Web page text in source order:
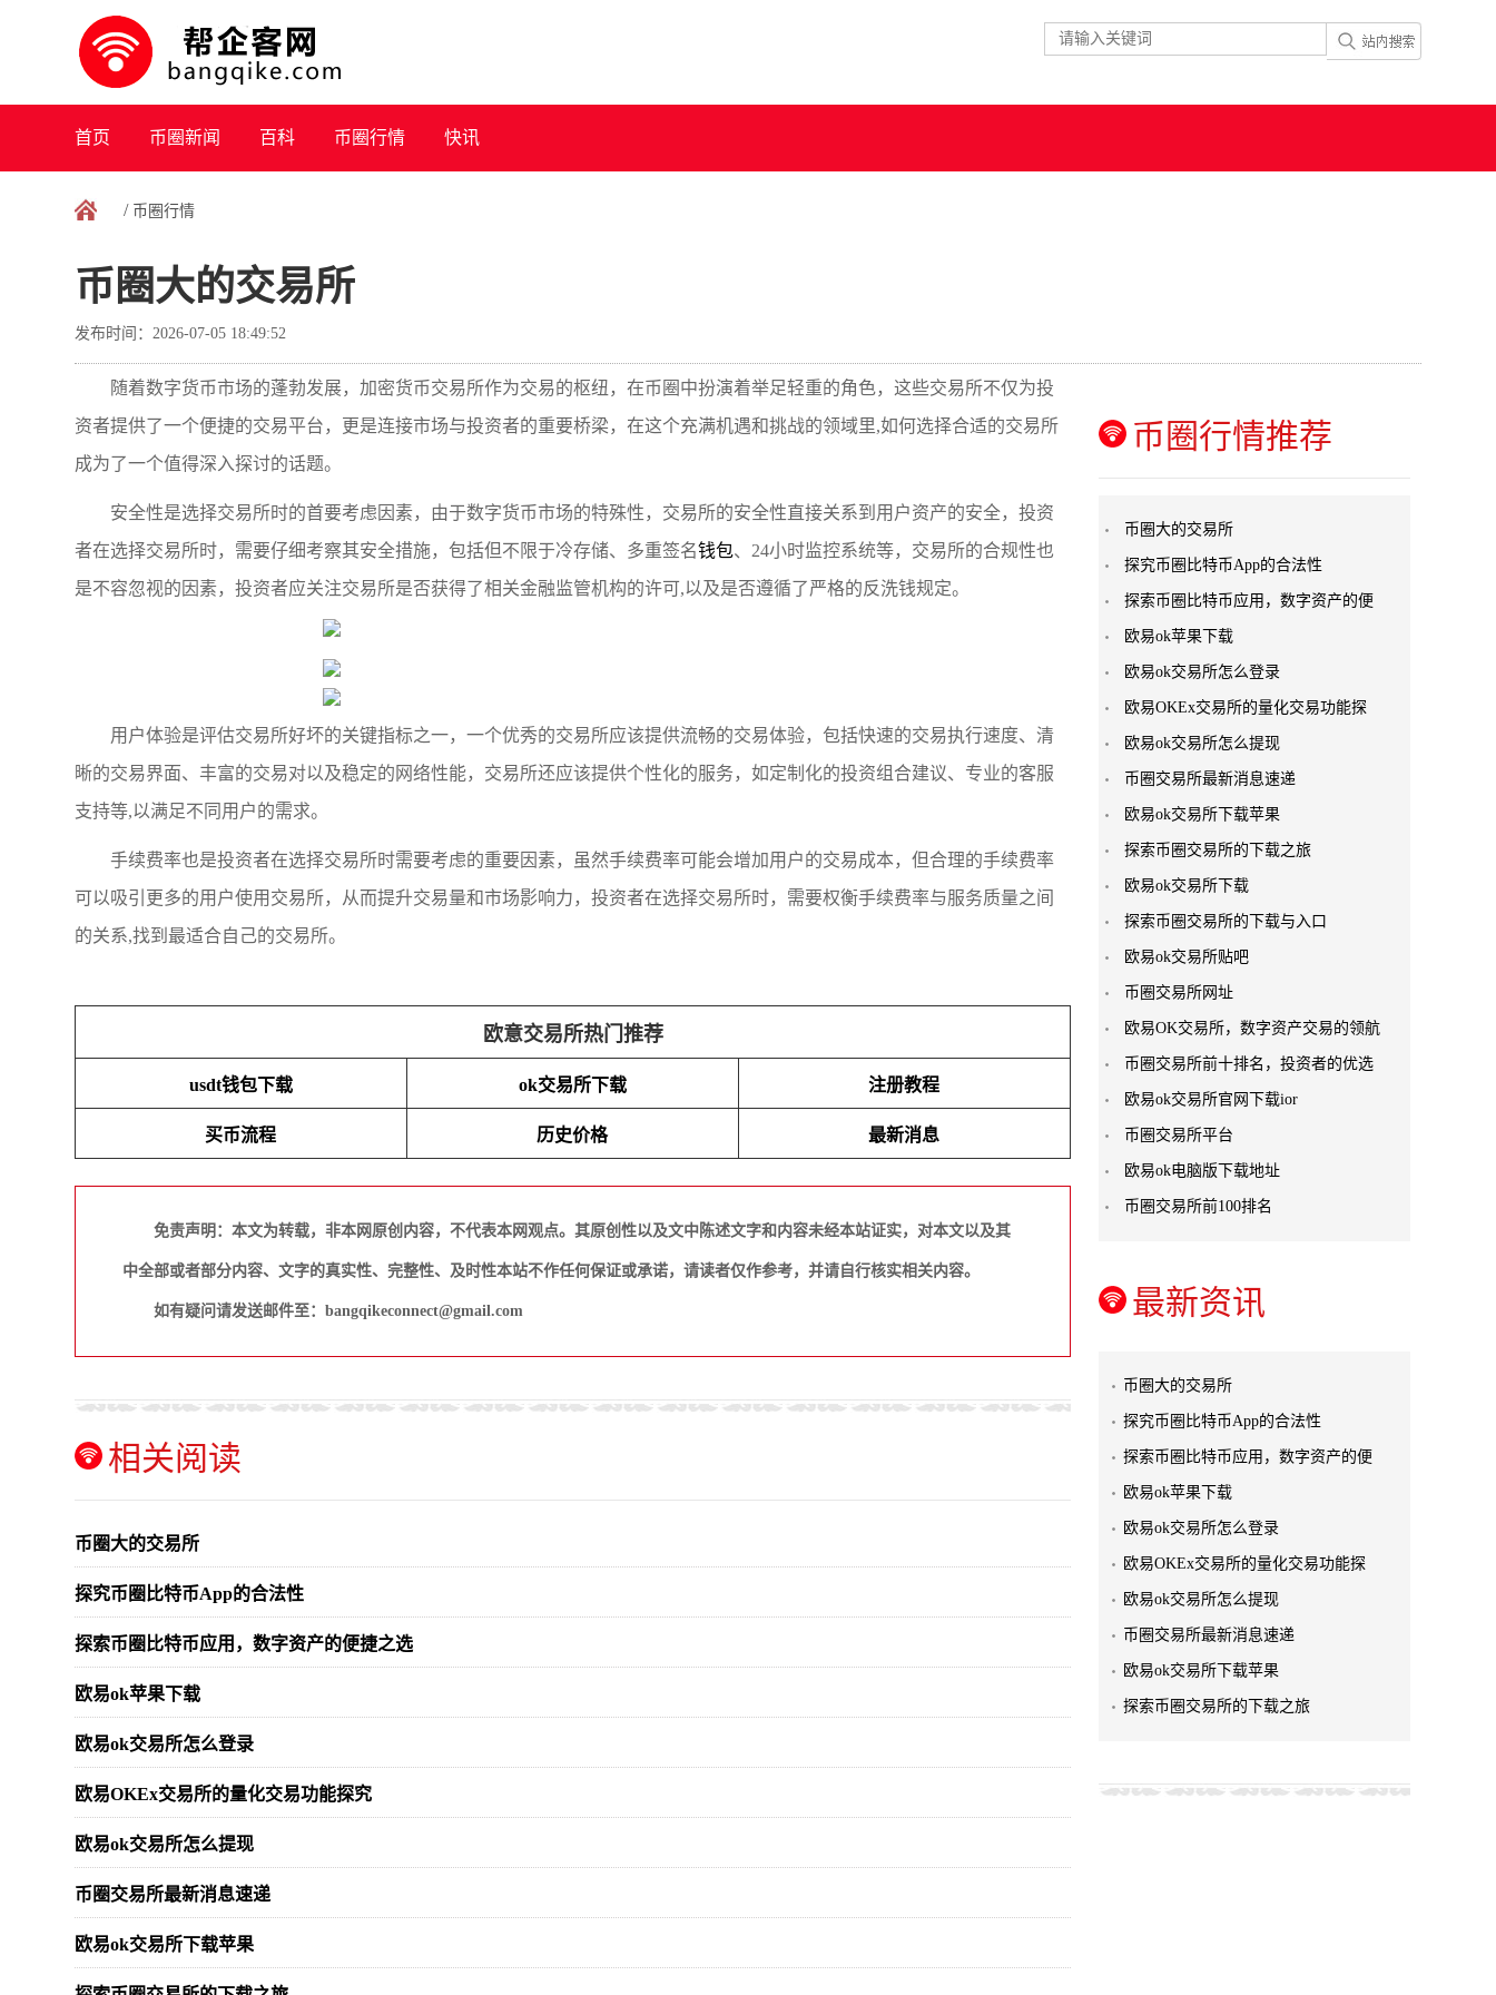
首页 币圈新闻 百科 币圈行情 快讯
/ 币圈行情
币圈大的交易所
发布时间：2026-07-05 18:49:52
随着数字货币市场的蓬勃发展，加密货币交易所作为交易的枢纽，在币圈中扮演着举足轻重的角色，这些交易所不仅为投
资者提供了一个便捷的交易平台，更是连接市场与投资者的重要桥梁，在这个充满机遇和挑战的领域里,如何选择合适的交易所
成为了一个值得深入探讨的话题。
安全性是选择交易所时的首要考虑因素，由于数字货币市场的特殊性，交易所的安全性直接关系到用户资产的安全，投资
者在选择交易所时，需要仔细考察其安全措施，包括但不限于冷存储、多重签名钱包、24小时监控系统等，交易所的合规性也
是不容忽视的因素，投资者应关注交易所是否获得了相关金融监管机构的许可,以及是否遵循了严格的反洗钱规定。
用户体验是评估交易所好坏的关键指标之一，一个优秀的交易所应该提供流畅的交易体验，包括快速的交易执行速度、清
晰的交易界面、丰富的交易对以及稳定的网络性能，交易所还应该提供个性化的服务，如定制化的投资组合建议、专业的客服
支持等,以满足不同用户的需求。
手续费率也是投资者在选择交易所时需要考虑的重要因素，虽然手续费率可能会增加用户的交易成本，但合理的手续费率
可以吸引更多的用户使用交易所，从而提升交易量和市场影响力，投资者在选择交易所时，需要权衡手续费率与服务质量之间
的关系,找到最适合自己的交易所。
欧意交易所热门推荐
usdt钱包下载 ok交易所下载 注册教程
买币流程 历史价格 最新消息
免责声明：本文为转载，非本网原创内容，不代表本网观点。其原创性以及文中陈述文字和内容未经本站证实，对本文以及其
中全部或者部分内容、文字的真实性、完整性、及时性本站不作任何保证或承诺，请读者仅作参考，并请自行核实相关内容。
如有疑问请发送邮件至：bangqikeconnect@gmail.com
相关阅读
币圈大的交易所
探究币圈比特币App的合法性
探索币圈比特币应用，数字资产的便捷之选
欧易ok苹果下载
欧易ok交易所怎么登录
欧易OKEx交易所的量化交易功能探究
欧易ok交易所怎么提现
币圈交易所最新消息速递
欧易ok交易所下载苹果
币圈行情推荐
币圈大的交易所
探究币圈比特币App的合法性
探索币圈比特币应用，数字资产的便
欧易ok苹果下载
欧易ok交易所怎么登录
欧易OKEx交易所的量化交易功能探
欧易ok交易所怎么提现
币圈交易所最新消息速递
欧易ok交易所下载苹果
探索币圈交易所的下载之旅
欧易ok交易所下载
探索币圈交易所的下载与入口
欧易ok交易所贴吧
币圈交易所网址
欧易OK交易所，数字资产交易的领航
币圈交易所前十排名，投资者的优选
欧易ok交易所官网下载ior
币圈交易所平台
欧易ok电脑版下载地址
币圈交易所前100排名
最新资讯
币圈大的交易所
探究币圈比特币App的合法性
探索币圈比特币应用，数字资产的便
欧易ok苹果下载
欧易ok交易所怎么登录
欧易OKEx交易所的量化交易功能探
欧易ok交易所怎么提现
币圈交易所最新消息速递
欧易ok交易所下载苹果
探索币圈交易所的下载之旅